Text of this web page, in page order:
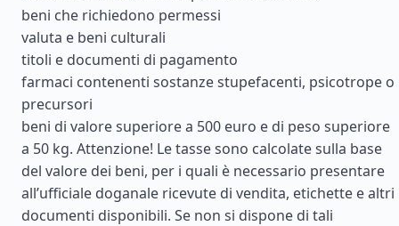
beni che richiedono permessi
valuta e beni culturali
titoli e documenti di pagamento
farmaci contenenti sostanze stupefacenti, psicotrope o
precursori
beni di valore superiore a 500 euro e di peso superiore
a 50 kg. Attenzione! Le tasse sono calcolate sulla base
del valore dei beni, per i quali è necessario presentare
all’ufficiale doganale ricevute di vendita, etichette e altri
documenti disponibili. Se non si dispone di tali